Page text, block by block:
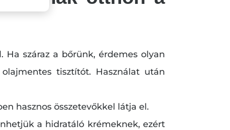
száraz a bőrünk, érdemes olyan
tisztítót. Használat után
hasznos összetevőkkel látja el.
a hidratáló krémeknek, ezért